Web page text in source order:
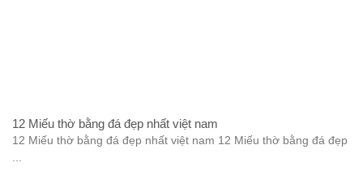
12 Miếu thờ bằng đá đẹp nhất việt nam
12 Miếu thờ bằng đá đẹp nhất việt nam 12 Miếu thờ bằng đá đẹp
...